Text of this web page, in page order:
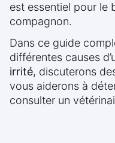
est essentiel pour le
compagnon.
Dans ce guide
différentes causes
irrité, discuterons
vous aiderons à
consulter un